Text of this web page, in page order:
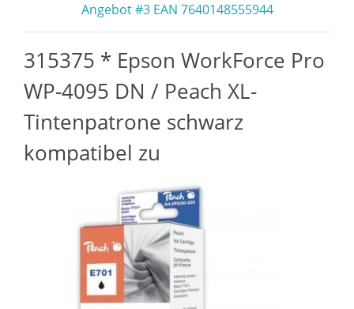
Angebot #3 EAN 7640148555944
315375 * Epson WorkForce Pro
WP-4095 DN / Peach XL-
Tintenpatrone schwarz
kompatibel zu